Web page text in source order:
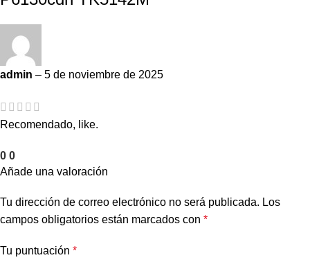
admin – 5 de noviembre de 2025
Recomendado, like.
0 0
Añade una valoración
Tu dirección de correo electrónico no será publicada. Los
campos obligatorios están marcados con *
Tu puntuación *